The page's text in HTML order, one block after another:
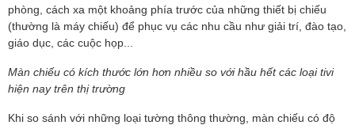
phòng, cách xa một khoảng phía trước của những thiết bị chiếu
(thường là máy chiếu) để phục vụ các nhu cầu như giải trí, đào tạo,
giáo dục, các cuộc họp...
Màn chiếu có kích thước lớn hơn nhiều so với hầu hết các loại tivi
hiện nay trên thị trường
Khi so sánh với những loại tường thông thường, màn chiếu có độ